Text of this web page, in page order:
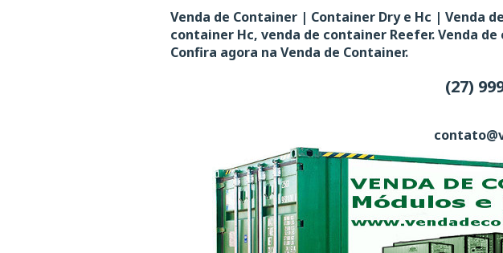
Venda de Container | Container Dry e Hc | Venda
container Hc, venda de container Reefer. Venda
Confira agora na Venda de Container.
(27)